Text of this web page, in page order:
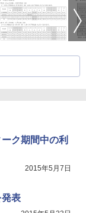
ク期間中の利
2015年5月7日
表